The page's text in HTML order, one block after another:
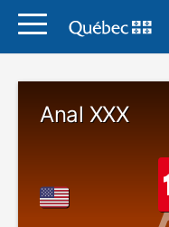
Anal XXX